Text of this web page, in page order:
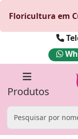
Floricultura em
Produtos